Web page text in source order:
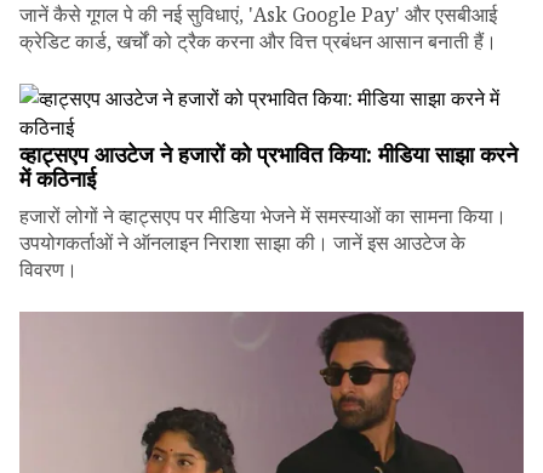
जानें कैसे गूगल पे की नई सुविधाएं, 'Ask Google Pay' और एसबीआई
क्रेडिट कार्ड, खर्चों को ट्रैक करना और वित्त प्रबंधन आसान बनाती हैं।
व्हाट्सएप आउटेज ने हजारों को प्रभावित किया: मीडिया साझा करने
में कठिनाई
हजारों लोगों ने व्हाट्सएप पर मीडिया भेजने में समस्याओं का सामना किया।
उपयोगकर्ताओं ने ऑनलाइन निराशा साझा की। जानें इस आउटेज के
विवरण।